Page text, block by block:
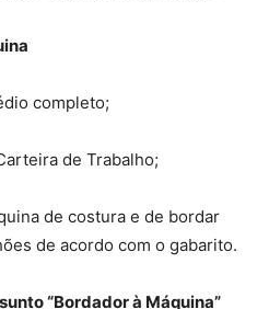
completo;
de Trabalho;
de costura e de bordar
de acordo com o gabarito.
“Bordador à Máquina”